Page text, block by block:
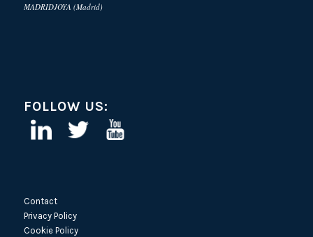
MADRIDJOYA (Madrid)
FOLLOW US:
Contact
Privacy Policy
Cookie Policy